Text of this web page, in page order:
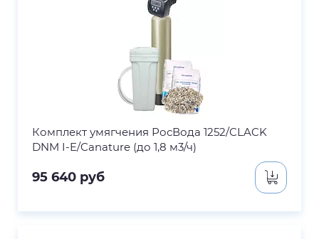
Комплект умягчения РосВода 1252/CLACK
DNM I-E/Canature (до 1,8 м3/ч)
95 640 руб